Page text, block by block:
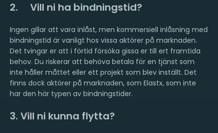
2. Vill ni ha bindningstid?
Ingen gillar att vara inlåst, men kommersiell inlåsning med
bindningstid är vanligt hos vissa aktörer på marknaden.
Det tvingar er att i förtid försöka gissa er till ert framtida
behov. Du riskerar att behöva betala för en tjänst som
inte håller måttet eller ett projekt som blev inställt. Det
finns dock aktörer på marknaden, som Elastx, som inte
har den här typen av bindningstider.
3. Vill ni kunna flytta?